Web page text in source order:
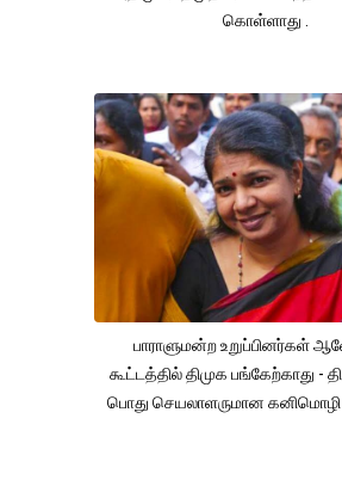
கொள்ளாது .
பாராளுமன்ற உறுப்பினர்கள்
கூட்டத்தில் திமுக பங்கேற்காது -
பொது செயலாளருமான கனிமொழி